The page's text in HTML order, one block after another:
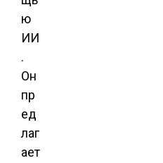
ю
ИИ
.
Он
пр
ед
лаг
ает